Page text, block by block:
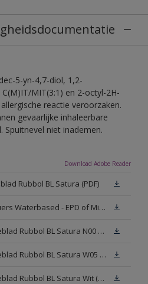
5-yn-4,7-diol, 1,2-
MIT(3:1) en 2-octyl-2H-
reactie veroorzaken.
gevaarlijke inhaleerbare
Spuitnevel niet inademen.
Download Adobe Reader
Rubbol BL Satura (PDF)
Sikkens Interior Laquers Waterbased - EPD of Milieuproductverklaring
Veiligheidsinformatieblad Rubbol BL Satura N00 (MSDS)
Veiligheidsinformatieblad Rubbol BL Satura W05 (MSDS)
Veiligheidsinformatieblad Rubbol BL Satura Wit (MSDS)